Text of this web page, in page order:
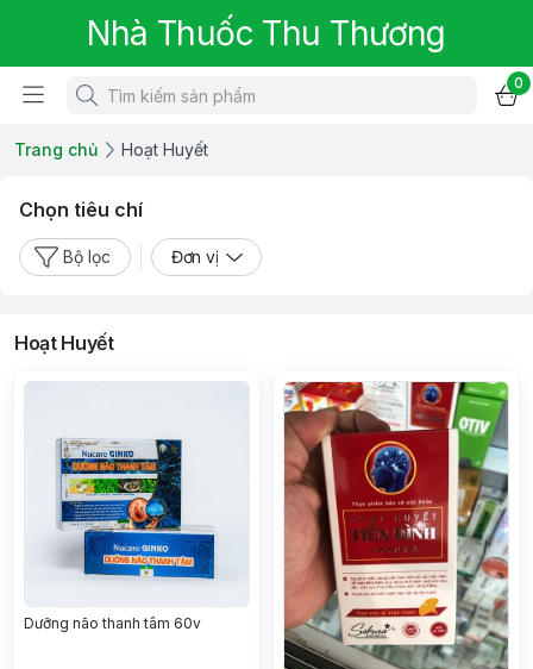
Nhà Thuốc Thu Thương
0
Trang chủ Hoạt Huyết
Chọn tiêu chí
Bộ lọc Đơn vị
Hoạt Huyết
Dưỡng não thanh tâm 60v